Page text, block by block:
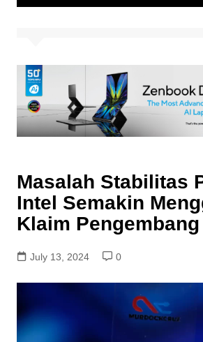
Masalah Stabilitas
Intel Semakin
Klaim Pengembang
July 13, 2024 0